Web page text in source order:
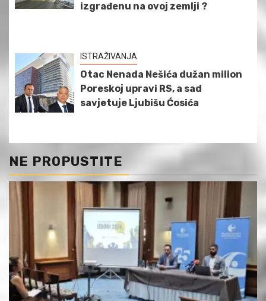
izgrađenu na ovoj zemlji ?
ISTRAŽIVANJA
Otac Nenada Nešića dužan milion
Poreskoj upravi RS, a sad
savjetuje Ljubišu Ćosića
NE PROPUSTITE